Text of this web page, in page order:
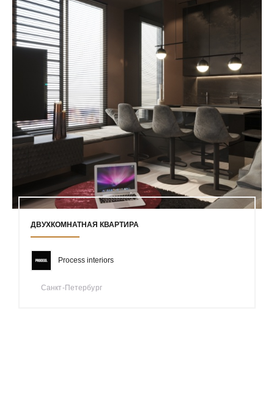
ДВУХКОМНАТНАЯ КВАРТИРА
Process interiors
Санкт-Петербург